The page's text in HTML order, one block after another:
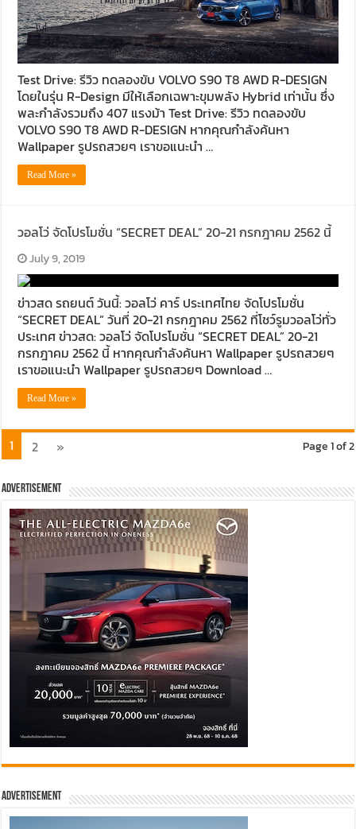
Test Drive: รีวิว ทดลองขับ VOLVO S90 T8 AWD R-DESIGN
โดยในรุ่น R-Design มีให้เลือกเฉพาะขุมพลัง Hybrid เท่านั้น ซึ่ง
พละกำลังรวมถึง 407 แรงม้า Test Drive: รีวิว ทดลองขับ
VOLVO S90 T8 AWD R-DESIGN หากคุณกำลังค้นหา
Wallpaper รูปรถสวยๆ เราขอแนะนำ …
Read More »
วอลโว่ จัดโปรโมชั่น “SECRET DEAL” 20-21 กรกฎาคม 2562 นี้
July 9, 2019
ข่าวสด รถยนต์ วันนี้: วอลโว่ คาร์ ประเทศไทย จัดโปรโมชั่น
“SECRET DEAL” วันที่ 20-21 กรกฎาคม 2562 ที่โชว์รูมวอลโว่ทั่ว
ประเทศ ข่าวสด: วอลโว่ จัดโปรโมชั่น “SECRET DEAL” 20-21
กรกฎาคม 2562 นี้ หากคุณกำลังค้นหา Wallpaper รูปรถสวยๆ
เราขอแนะนำ Wallpaper รูปรถสวยๆ Download …
Read More »
Page 1 of 2
1 2 »
Advertisement
Advertisement